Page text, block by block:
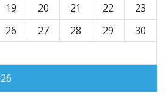
19 20 21 22
23
26 27 28 29
30